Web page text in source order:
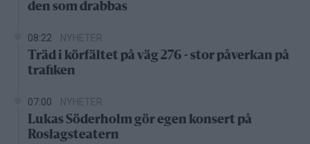
den som drabbas
08:22 NYHETER
Träd i körfältet på väg 276 - stor påverkan på
trafiken
07:00 NYHETER
Lukas Söderholm gör egen konsert på
Roslagsteatern